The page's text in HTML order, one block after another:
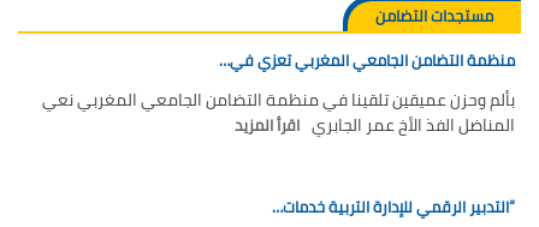
مستجدات التضامن
منظمة التضامن الجامعي المغربي تعزي في…
بألم وحزن عميقين تلقينا في منظمة التضامن الجامعي المغربي نعي
المناضل الفذ الأخ عمر الجابري اقرأ المزيد
“التدبير الرقمي للإدارة التربية خدمات…